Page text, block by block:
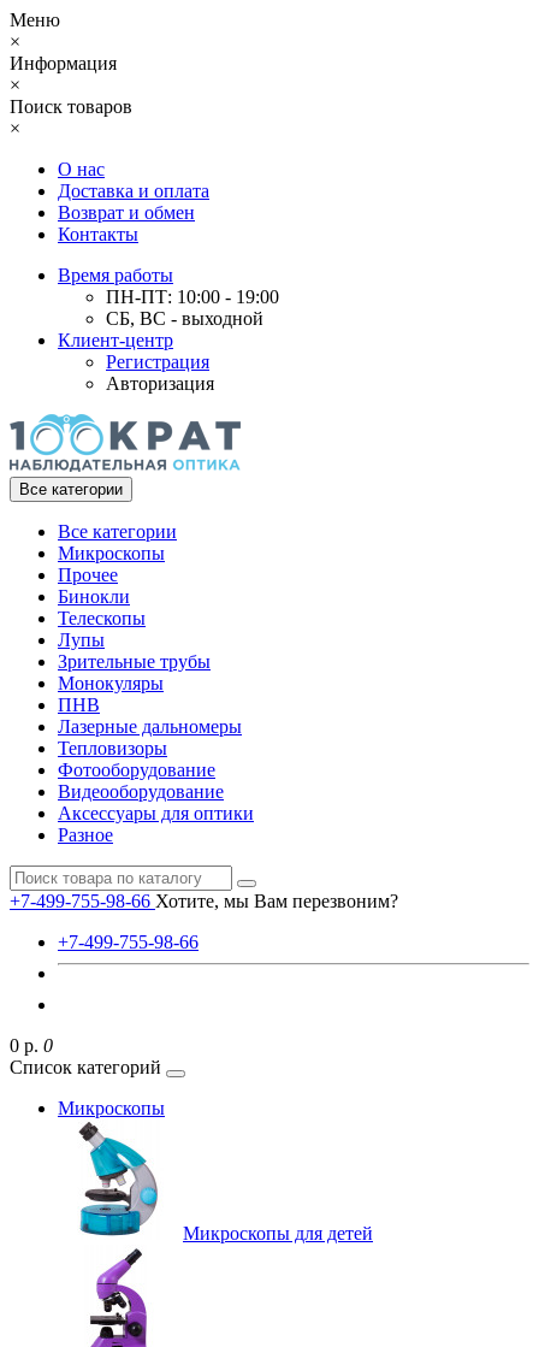
Меню
×
Информация
×
Поиск товаров
×
О нас
Доставка и оплата
Возврат и обмен
Контакты
Время работы
ПН-ПТ: 10:00 - 19:00
СБ, ВС - выходной
Клиент-центр
Регистрация
Авторизация
Все категории
Все категории
Микроскопы
Прочее
Бинокли
Телескопы
Лупы
Зрительные трубы
Монокуляры
ПНВ
Лазерные дальномеры
Тепловизоры
Фотооборудование
Видеооборудование
Аксессуары для оптики
Разное
+7-499-755-98-66 Хотите, мы Вам перезвоним?
+7-499-755-98-66
0 р. 0
Список категорий
Микроскопы
Микроскопы для детей